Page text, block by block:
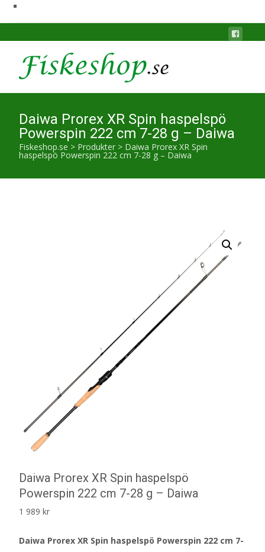
Daiwa Prorex XR Spin haspelspö
Powerspin 222 cm 7-28 g – Daiwa
Fiskeshop.se > Produkter > Daiwa Prorex XR Spin
haspelspö Powerspin 222 cm 7-28 g – Daiwa
Daiwa Prorex XR Spin haspelspö
Powerspin 222 cm 7-28 g – Daiwa
1 989 kr
Daiwa Prorex XR Spin haspelspö Powerspin 222 cm 7-